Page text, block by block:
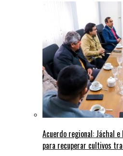
Acuerdo regional: Jáchal
para recuperar cultivos